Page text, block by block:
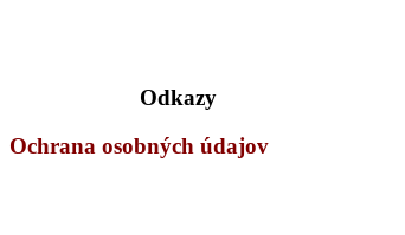
Odkazy
Ochrana osobných údajov